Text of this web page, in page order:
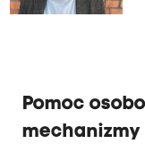
Pomoc
mechanizmy